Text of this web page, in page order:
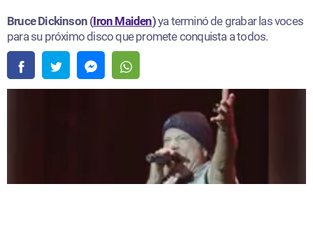
Bruce Dickinson (Iron Maiden )
ya terminó de grabar las voces
para su próximo disco que promete conquista a todos.